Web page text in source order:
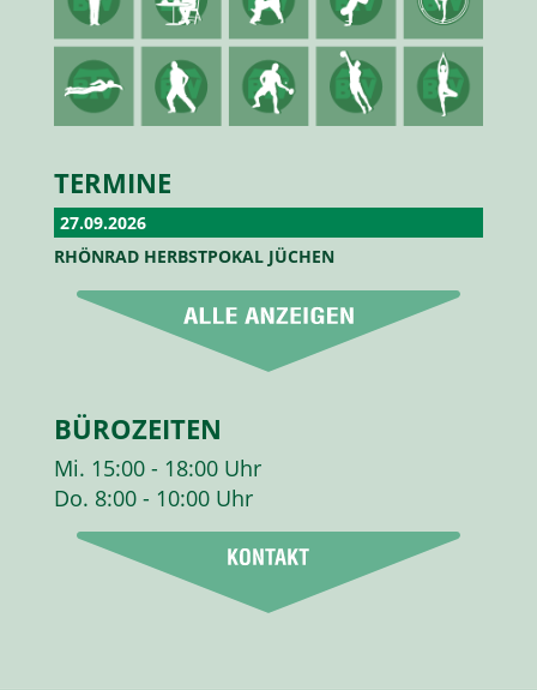
TERMINE
27.09.2026
RHÖNRAD HERBSTPOKAL JÜCHEN
BÜROZEITEN
Mi. 15:00 - 18:00 Uhr
Do. 8:00 - 10:00 Uhr